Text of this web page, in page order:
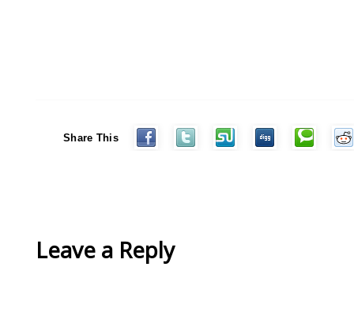
Share This
Leave a Reply